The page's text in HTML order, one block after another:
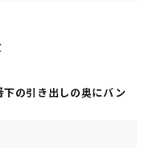
の引き出しの奥にバン